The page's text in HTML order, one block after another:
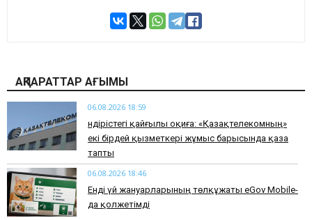
АҚПАРАТТАР АҒЫМЫ
06.08.2026 18:59
Өндірістегі қайғылы оқиға: «Қазақтелекомның»
екі бірдей қызметкері жұмыс барысында қаза
тапты
06.08.2026 18:46
Енді үй жануарларының төлқұжаты eGov Mobile-
да қолжетімді